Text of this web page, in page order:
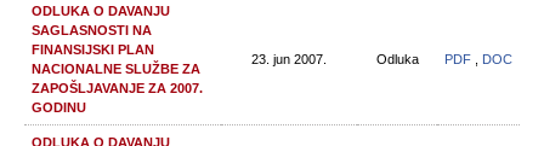
ODLUKA O DAVANJU
SAGLASNOSTI NA
FINANSIJSKI PLAN
NACIONALNE SLUŽBE ZA
ZAPOŠLJAVANJE ZA 2007.
GODINU
23. jun 2007. Odluka PDF DOC
ODLUKA O DAVANJU